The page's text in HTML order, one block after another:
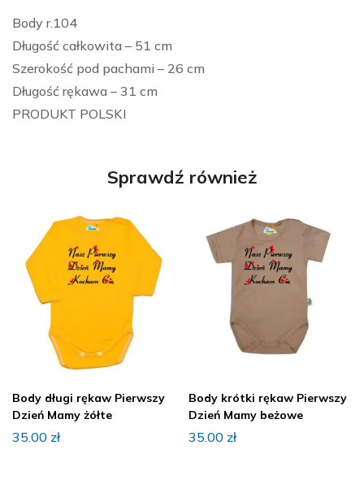
Body r.104
Długość całkowita – 51 cm
Szerokość pod pachami – 26 cm
Długość rękawa – 31 cm
PRODUKT POLSKI
Sprawdź również
Body długi rękaw Pierwszy
Dzień Mamy żółte
35.00 zł
Body krótki rękaw Pierwszy
Dzień Mamy beżowe
35.00 zł